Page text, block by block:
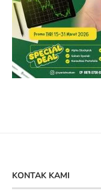
KONTAK KAMI